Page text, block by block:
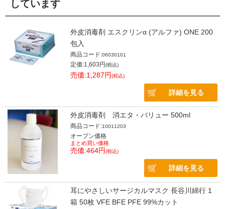
しています
外皮消毒剤 エスクリンα (アルファ) ONE 200
包入
商品コード:06030101
定価:1,603円(税込)
売価:1,287円(税込)
詳細を見る
外皮消毒剤 消エタ・バリュー 500ml
商品コード:10011203
オープン価格
まとめ買い価格
売価:464円(税込)
詳細を見る
耳にやさしいサージカルマスク 長谷川綿行 1
箱 50枚 VFE BFE PFE 99%カット